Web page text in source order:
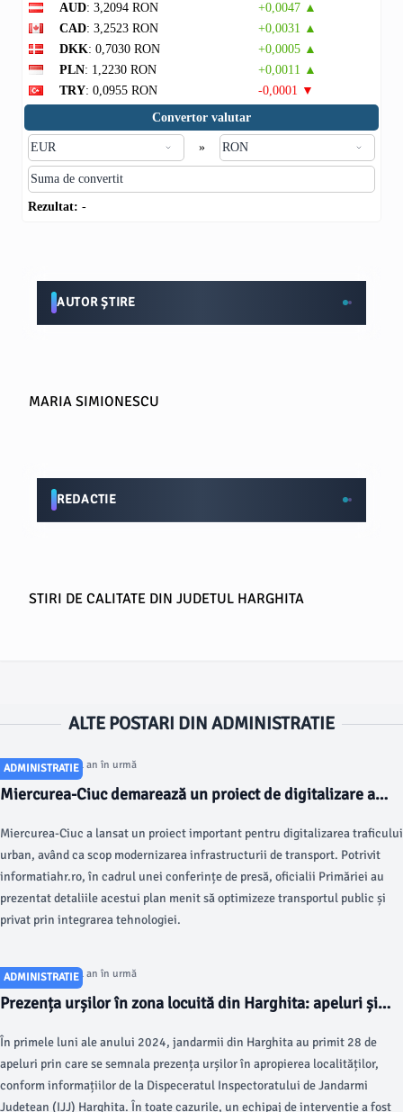
AUD: 3,2094 RON
+0,0047 ▲
CAD: 3,2523 RON
+0,0031 ▲
DKK: 0,7030 RON
+0,0005 ▲
PLN: 1,2230 RON
+0,0011 ▲
TRY: 0,0955 RON
-0,0001 ▼
Convertor valutar
»
Rezultat: -
AUTOR ȘTIRE
MARIA SIMIONESCU
REDACTIE
STIRI DE CALITATE DIN JUDETUL HARGHITA
ALTE POSTARI DIN ADMINISTRATIE
ADMINISTRATIE
Articol postat cu 1 an în urmă
Miercurea-Ciuc demarează un proiect de digitalizare a
Miercurea-Ciuc a lansat un proiect important pentru digitalizarea traficului
urban, având ca scop modernizarea infrastructurii de transport. Potrivit
informatiahr.ro, în cadrul unei conferințe de presă, oficialii Primăriei au
prezentat detaliile acestui plan menit să optimizeze transportul public și
privat prin integrarea tehnologiei.
ADMINISTRATIE
Articol postat cu 1 an în urmă
Prezența urșilor în zona locuită din Harghita: apeluri și
În primele luni ale anului 2024, jandarmii din Harghita au primit 28 de
apeluri prin care se semnala prezența urșilor în apropierea localităților,
conform informațiilor de la Dispeceratul Inspectoratului de Jandarmi
Județean (IJJ) Harghita. În toate cazurile, un echipaj de intervenție a fost